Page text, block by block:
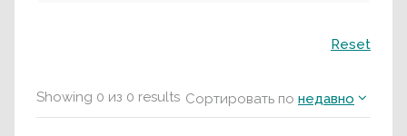
Showing 0 из 0 results Сортировать по недавно
Reset